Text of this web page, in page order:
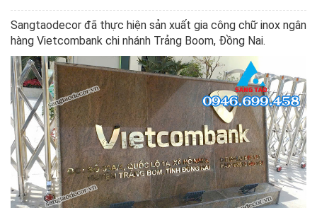
Sangtaodecor đã thực hiện sản xuất gia công chữ inox ngân
hàng Vietcombank chi nhánh Trảng Boom, Đồng Nai.